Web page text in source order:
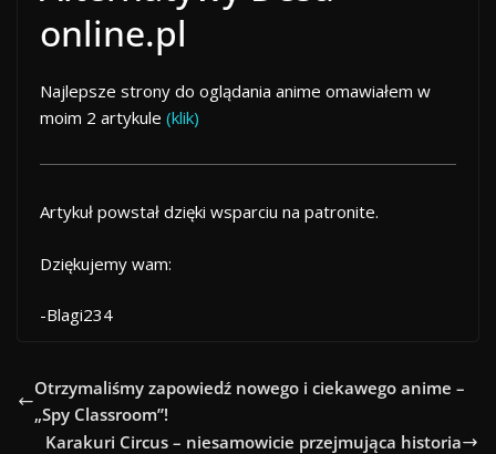
online.pl
Najlepsze strony do oglądania anime omawiałem w
moim 2 artykule (klik)
Artykuł powstał dzięki wsparciu na patronite.
Dziękujemy wam:
-Blagi234
Otrzymaliśmy zapowiedź nowego i ciekawego anime –
„Spy Classroom”!
Karakuri Circus – niesamowicie przejmująca historia